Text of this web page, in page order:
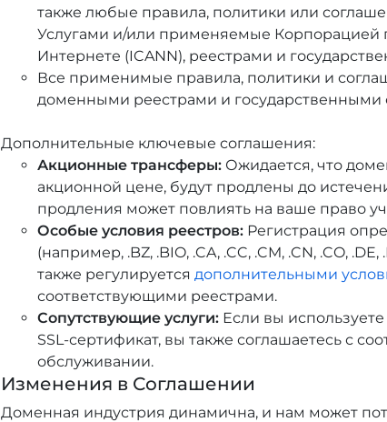
также любые правила, политики или
Услугами и/или применяемые
Интернете (ICANN), реестрами и
Все применимые правила, политики и
доменными реестрами и государственными
Дополнительные ключевые соглашения:
Акционные трансферы:Ожидается, что
акционной цене, будут продлены до
продления может повлиять на ваше право
Особые условия реестров:Регистрация
(например, .BZ, .BIO, .CA, .CC, .CM, .CN, .CO, .DE,
также регулируется дополнительными
соответствующими реестрами.
Сопутствующие услуги:Если вы используете
SSL-сертификат, вы также соглашаетесь с
обслуживании.
Изменения в Соглашении
Доменная индустрия динамична, и нам может